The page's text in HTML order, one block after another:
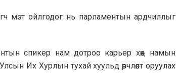
мэт ойлгодог нь парламентын ардчиллыг
спикер нам дотроо карьер хөөх, намын
Их Хурлын тухай хуульд өөрчлөлт оруулах